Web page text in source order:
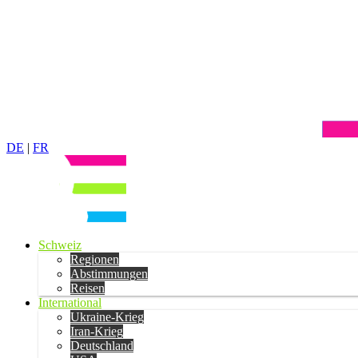
DE | FR
Schweiz
Regionen
Abstimmungen
Reisen
International
Ukraine-Krieg
Iran-Krieg
Deutschland